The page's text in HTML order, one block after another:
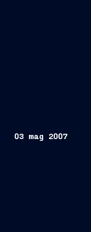
03 mag 2007